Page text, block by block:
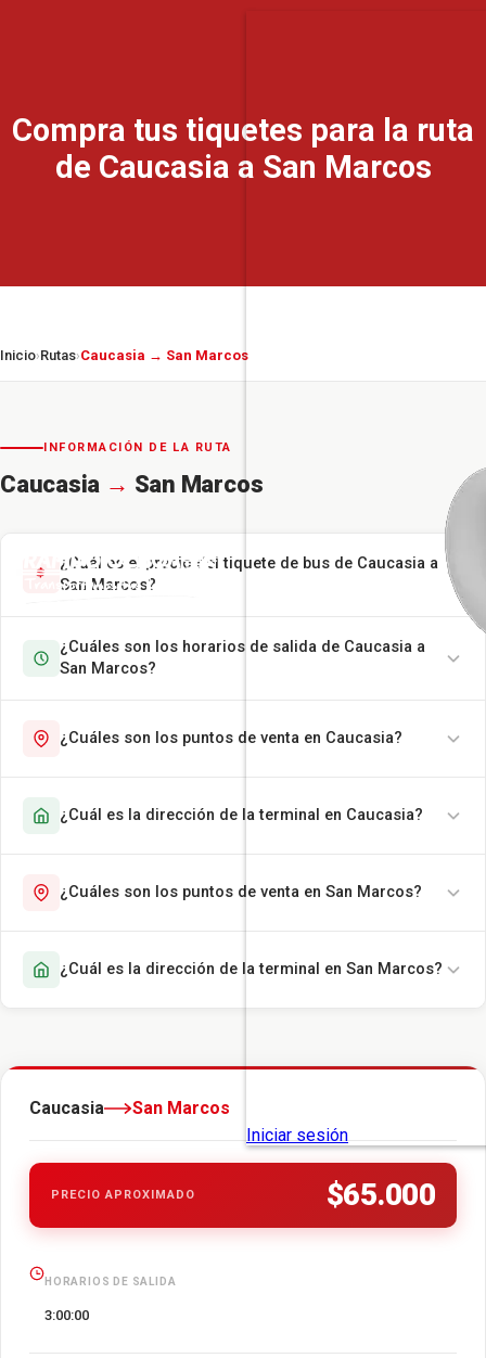
Compra tus tiquetes para la ruta
de Caucasia a San Marcos
Inicio›Rutas›Caucasia → San Marcos
INFORMACIÓN DE LA RUTA
Caucasia → San Marcos
¿Cuál es el precio del tiquete de bus de Caucasia a
San Marcos?
¿Cuáles son los horarios de salida de Caucasia a
San Marcos?
¿Cuáles son los puntos de venta en Caucasia?
¿Cuál es la dirección de la terminal en Caucasia?
¿Cuáles son los puntos de venta en San Marcos?
¿Cuál es la dirección de la terminal en San Marcos?
Caucasia San Marcos
PRECIO APROXIMADO $65.000
HORARIOS DE SALIDA
3:00:00